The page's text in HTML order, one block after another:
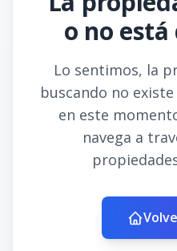
o no
Lo sentimos, la
buscando no
en este
navega a